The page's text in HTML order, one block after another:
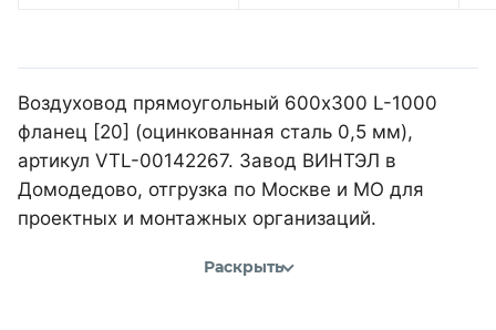
Воздуховод прямоугольный 600х300 L-1000
фланец [20] (оцинкованная сталь 0,5 мм),
артикул VTL-00142267. Завод ВИНТЭЛ в
Домодедово, отгрузка по Москве и МО для
проектных и монтажных организаций.
Раскрыть